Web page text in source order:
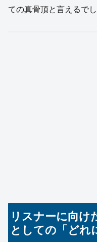
ての真骨頂と言えるでし
リスナーに向け
としての「どれ